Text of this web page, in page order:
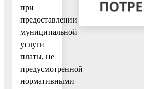
при
предоставлении
муниципальной
услуги
платы, не
предусмотренной
нормативными